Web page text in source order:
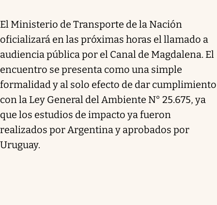
El Ministerio de Transporte de la Nación
oficializará en las próximas horas el llamado a
audiencia pública por el Canal de Magdalena. El
encuentro se presenta como una simple
formalidad y al solo efecto de dar cumplimiento
con la Ley General del Ambiente N° 25.675, ya
que los estudios de impacto ya fueron
realizados por Argentina y aprobados por
Uruguay.